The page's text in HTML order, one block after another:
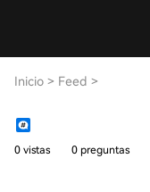
Inicio > Feed >
0 vistas 0 preguntas